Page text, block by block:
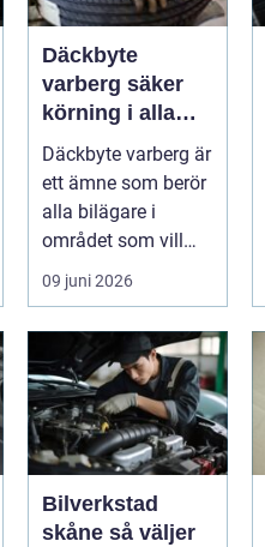
Däckbyte
varberg säker
körning i alla
säsonger
Däckbyte varberg är
ett ämne som berör
alla bilägare i
området som vill
köra säkert året om.
När väd...
09 juni 2026
Bilverkstad
skåne så väljer